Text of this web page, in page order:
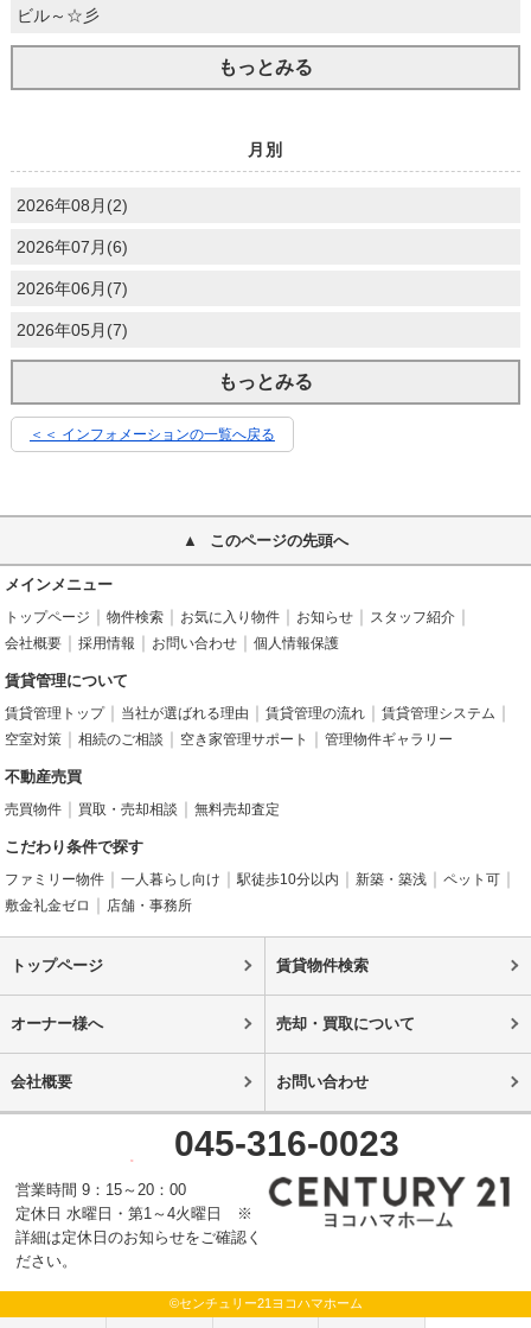
ビル～☆彡
もっとみる
月別
2026年08月(2)
2026年07月(6)
2026年06月(7)
2026年05月(7)
もっとみる
＜＜ インフォメーションの一覧へ戻る
このページの先頭へ
メインメニュー
トップページ 物件検索 お気に入り物件 お知らせ
スタッフ紹介
会社概要
採用情報 お問い合わせ 個人情報保護
賃貸管理について
賃貸管理トップ 当社が選ばれる理由 賃貸管理の流れ
賃貸管理システム
空室対策
相続のご相談 空き家管理サポート 管理物件ギャラリー
不動産売買
売買物件 買取・売却相談 無料売却査定
こだわり条件で探す
ファミリー物件 一人暮らし向け 駅徒歩10分以内 新築・築浅
ペット可
敷金礼金ゼロ
店舗・事務所
トップページ 賃貸物件検索
オーナー様へ 売却・買取について
会社概要 お問い合わせ
045-316-0023
営業時間 9：15～20：00
定休日 水曜日・第1～4火曜日 ※
詳細は定休日のお知らせをご確認く
ださい。
©センチュリー21ヨコハマホーム